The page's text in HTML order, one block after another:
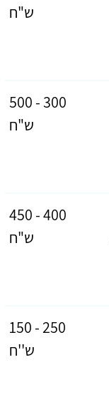
ש"ח
300 - 500
ש"ח
400 - 450
ש"ח
250 - 150
ש''ח